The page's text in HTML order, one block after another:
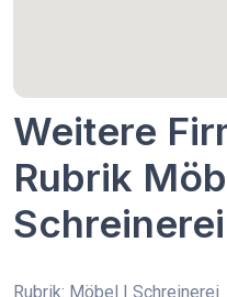
Weitere
Rubrik
Schreinerei
Rubrik: Möbel | Schreinerei